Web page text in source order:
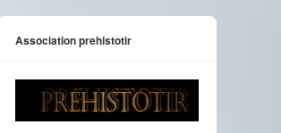
Association prehistotir